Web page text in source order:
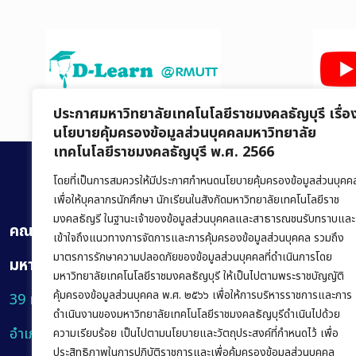
ประกาศมหาวิทยาลัยเทคโนโลยีราชมงคลธัญบุรี เรื่อ
นโยบายคุ้มครองข้อมูลส่วนบุคคลมหาวิทยาลัย
เทคโนโลยีราชมงคลธัญบุรี พ.ศ. 2566
โดยที่เป็นการสมควรให้มีประกาศกำหนดนโยบายคุ้มครองข้อมูลส่วนบุคค
เพื่อให้บุคลากรนักศึกษา นักเรียนในสังกัดมหาวิทยาลัยเทคโนโลยีราช
มงคลธัญรี ในฐานะเจ้าของข้อมูลส่วนบุคคลและสาธารณชนรับทราบและ
เข้าใจถึงแนวทางการจัดการและการคุ้มครองข้อมูลส่วนบุคคล รวมถึง
มาตรการรักษาความปลอดภัยของข้อมูลส่วนบุคคลที่ดำเนินการโดย
มหาวิทยาลัยเทคโนโลยีราชมงคลธัญบุรี ให้เป็นไปตามพระราชบัญญัติ
คุ้มครองข้อมูลส่วนบุคคล พ.ศ. ๒๕๖๖ เพื่อให้การบริหารราชการและการ
ดำเนินงานของมหาวิทยาลัยเทคโนโลยีราชมงคลธัญบุรีดำเนินไปด้วย
ความเรียบร้อย เป็นไปตามนโยบายและวัตถุประสงค์ที่กำหนดไว้ เพื่อ
ประสิทธิภาพในการปฏิบัติราชการและเพื่อคุ้มครองข้อมูลส่วนบุคคล
คณะบริหารธุรกิจ
มหาวิทยาลัยเทคโนโลยีราชมงคลธัญบุรี
39 หมู่ 1 ถนนรังสิต-นครนายก ตำบลคลองหก
อำเภอคลองหลวง จังหวัดปทุมธานี 12120